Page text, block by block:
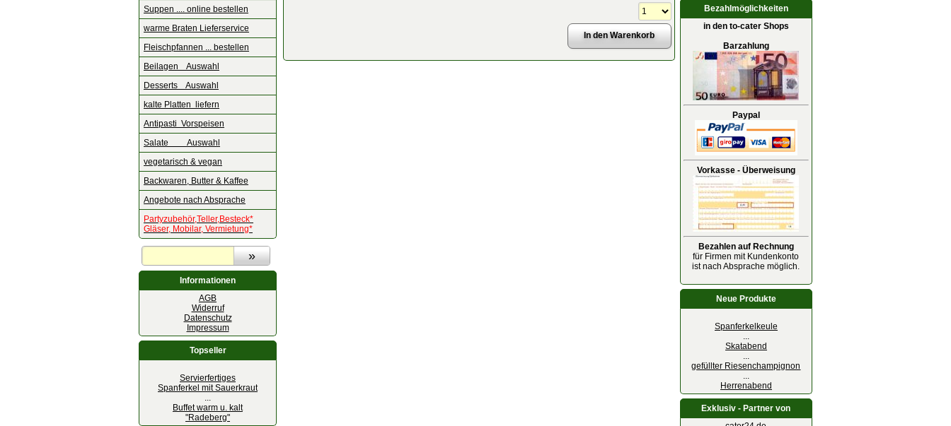
Suppen .... online bestellen
warme Braten Lieferservice
Fleischpfannen ... bestellen
Beilagen Auswahl
Desserts Auswahl
kalte Platten liefern
Antipasti Vorspeisen
Salate Auswahl
vegetarisch & vegan
Backwaren, Butter & Kaffee
Angebote nach Absprache
Partyzubehör,Teller,Besteck*
Gläser, Mobilar, Vermietung*
Informationen
AGB
Widerruf
Datenschutz
Impressum
Topseller
Servierfertiges
Spanferkel mit Sauerkraut
...
Buffet warm u. kalt
"Radeberg"
Bezahlmöglichkeiten
in den to-cater Shops
Barzahlung
Paypal
Vorkasse - Überweisung
Bezahlen auf Rechnung
für Firmen mit Kundenkonto
ist nach Absprache möglich.
Neue Produkte
Spanferkelkeule
...
Skatabend
...
gefüllter Riesenchampignon
...
Herrenabend
Exklusiv - Partner von